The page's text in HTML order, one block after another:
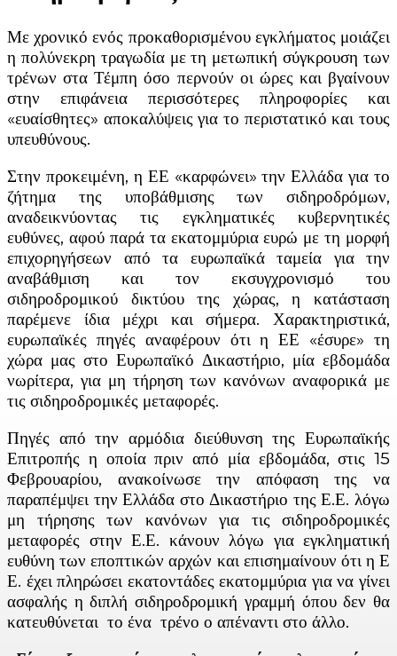
Με χρονικό ενός προκαθορισμένου εγκλήματος μοιάζει
η πολύνεκρη τραγωδία με τη μετωπική σύγκρουση των
τρένων στα Τέμπη όσο περνούν οι ώρες και βγαίνουν
στην επιφάνεια περισσότερες πληροφορίες και
«ευαίσθητες» αποκαλύψεις για το περιστατικό και τους
υπευθύνους.
Στην προκειμένη, η ΕΕ «καρφώνει» την Ελλάδα για το
ζήτημα της υποβάθμισης των σιδηροδρόμων,
αναδεικνύοντας τις εγκληματικές κυβερνητικές
ευθύνες, αφού παρά τα εκατομμύρια ευρώ με τη μορφή
επιχορηγήσεων από τα ευρωπαϊκά ταμεία για την
αναβάθμιση και τον εκσυγχρονισμό του
σιδηροδρομικού δικτύου της χώρας, η κατάσταση
παρέμενε ίδια μέχρι και σήμερα. Χαρακτηριστικά,
ευρωπαϊκές πηγές αναφέρουν ότι η ΕΕ «έσυρε» τη
χώρα μας στο Ευρωπαϊκό Δικαστήριο, μία εβδομάδα
νωρίτερα, για μη τήρηση των κανόνων αναφορικά με
τις σιδηροδρομικές μεταφορές.
Πηγές από την αρμόδια διεύθυνση της Ευρωπαϊκής
Επιτροπής η οποία πριν από μία εβδομάδα, στις 15
Φεβρουαρίου, ανακοίνωσε την απόφαση της να
παραπέμψει την Ελλάδα στο Δικαστήριο της Ε.Ε. λόγω
μη τήρησης των κανόνων για τις σιδηροδρομικές
μεταφορές στην Ε.Ε. κάνουν λόγω για εγκληματική
ευθύνη των εποπτικών αρχών και επισημαίνουν ότι η Ε
Ε. έχει πληρώσει εκατοντάδες εκατομμύρια για να γίνει
ασφαλής η διπλή σιδηροδρομική γραμμή όπου δεν θα
κατευθύνεται το ένα τρένο ο απέναντι στο άλλο.